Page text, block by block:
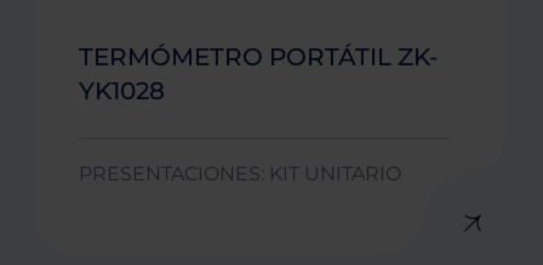
TERMÓMETRO PORTÁTIL ZK-
YK1028
PRESENTACIONES: KIT UNITARIO